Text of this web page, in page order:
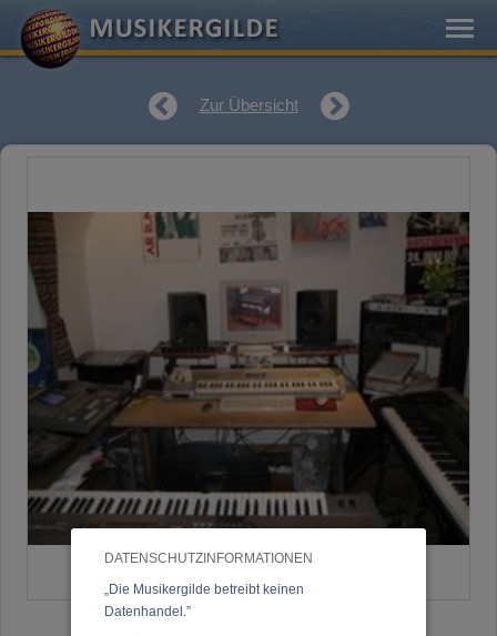
DATENSCHUTZINFORMATIONEN
„Die Musikergilde betreibt keinen
Datenhandel.”
Zur Übersicht